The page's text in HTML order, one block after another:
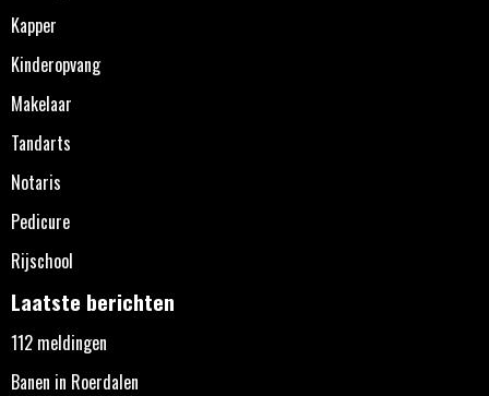
Kapper
Kinderopvang
Makelaar
Tandarts
Notaris
Pedicure
Rijschool
Laatste berichten
112 meldingen
Banen in Roerdalen